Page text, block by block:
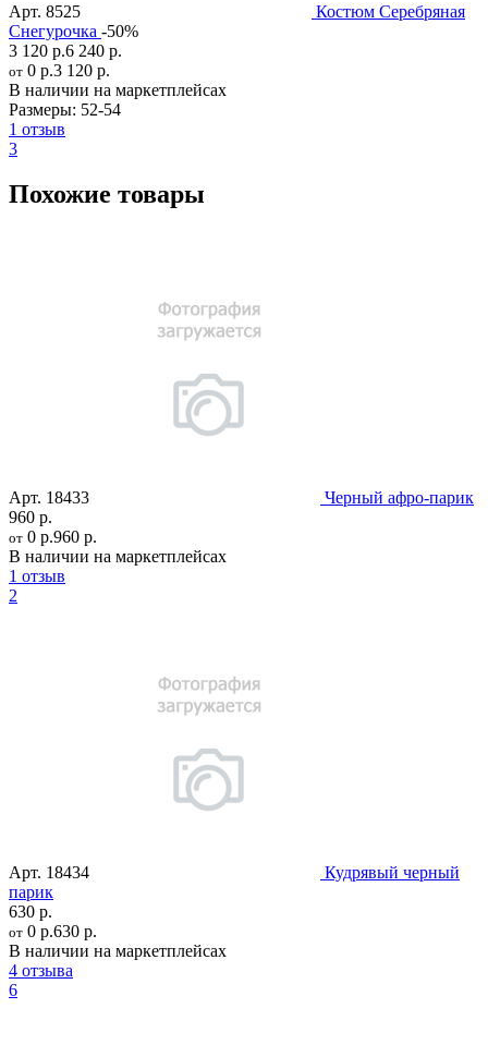
Арт. 8525
Костюм Серебряная
Снегурочка -50%
3 120 р.6 240 р.
от 0 р.3 120 р.
В наличии на маркетплейсах
Размеры: 52-54
1 отзыв
3
Похожие товары
Арт. 18433
Черный афро-парик
960 р.
от 0 р.960 р.
В наличии на маркетплейсах
1 отзыв
2
Арт. 18434
Кудрявый черный
парик
630 р.
от 0 р.630 р.
В наличии на маркетплейсах
4 отзыва
6